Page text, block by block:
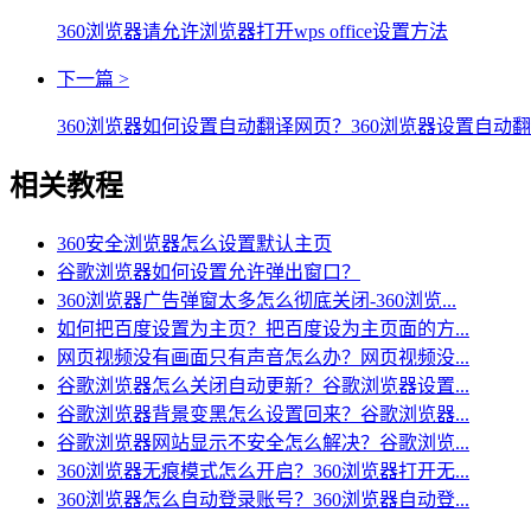
360浏览器请允许浏览器打开wps office设置方法
下一篇 >
360浏览器如何设置自动翻译网页？360浏览器设置自动
相关教程
360安全浏览器怎么设置默认主页
谷歌浏览器如何设置允许弹出窗口？
360浏览器广告弹窗太多怎么彻底关闭-360浏览...
如何把百度设置为主页？把百度设为主页面的方...
网页视频没有画面只有声音怎么办？网页视频没...
谷歌浏览器怎么关闭自动更新？谷歌浏览器设置...
谷歌浏览器背景变黑怎么设置回来？谷歌浏览器...
谷歌浏览器网站显示不安全怎么解决？谷歌浏览...
360浏览器无痕模式怎么开启？360浏览器打开无...
360浏览器怎么自动登录账号？360浏览器自动登...